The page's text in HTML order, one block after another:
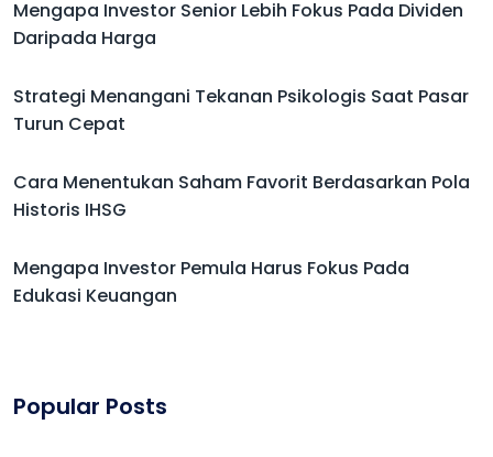
Mengapa Investor Senior Lebih Fokus Pada Dividen
Daripada Harga
Strategi Menangani Tekanan Psikologis Saat Pasar
Turun Cepat
Cara Menentukan Saham Favorit Berdasarkan Pola
Historis IHSG
Mengapa Investor Pemula Harus Fokus Pada
Edukasi Keuangan
Popular Posts